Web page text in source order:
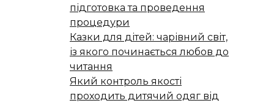
підготовка та проведення
процедури
Казки для дітей: чарівний світ,
із якого починається любов до
читання
Який контроль якості
проходить дитячий одяг від